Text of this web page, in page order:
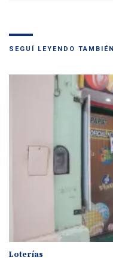
SEGUÍ LEYENDO TAMBIÉN
Loterías